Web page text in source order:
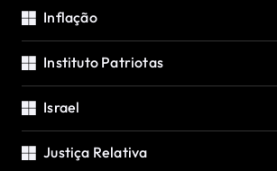
Inflação
Instituto Patriotas
Israel
Justiça Relativa